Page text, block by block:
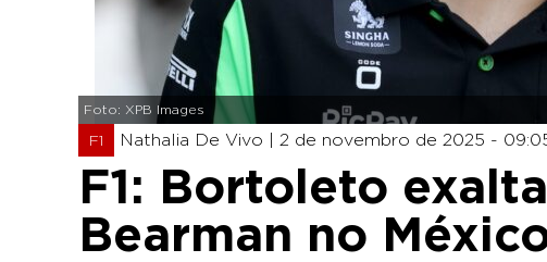
Foto: XPB Images
F1 Nathalia De Vivo | 2 de novembro de 2025 -
F1: Bortoleto
Bearman no